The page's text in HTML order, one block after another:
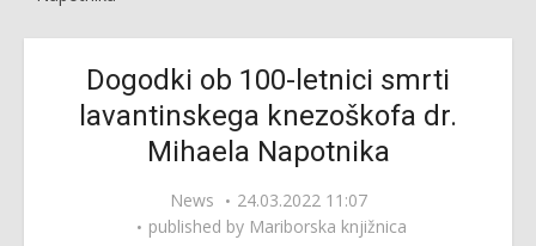
Dogodki ob 100-letnici smrti
lavantinskega knezoškofa dr.
Mihaela Napotnika
News
24.03.2022 11:07
published by Mariborska knjižnica